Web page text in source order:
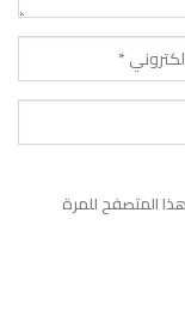
المتصفح للمرة